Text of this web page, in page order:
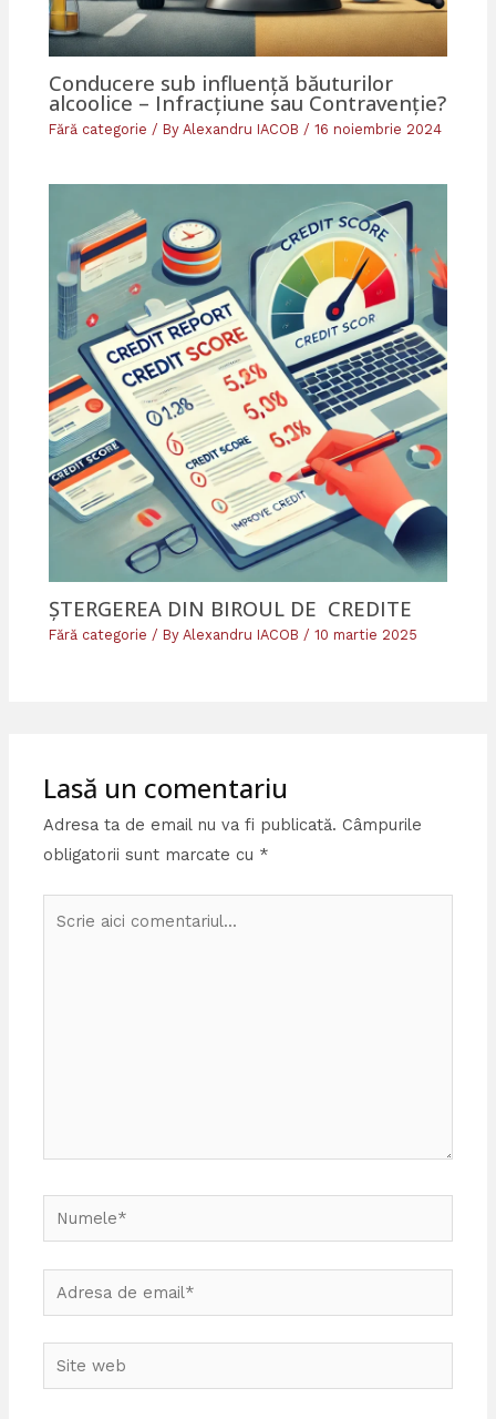
Conducere sub influență băuturilor
alcoolice – Infracțiune sau Contravenție?
Fără categorie / ByAlexandru IACOB/16 noiembrie 2024
ȘTERGEREA DIN BIROUL DE CREDITE
Fără categorie / ByAlexandru IACOB/10 martie 2025
Lasă un comentariu
Adresa ta de email nu va fi publicată. Câmpurile
obligatorii sunt marcate cu *
Numele*
Adresa
de
email*
Site
web